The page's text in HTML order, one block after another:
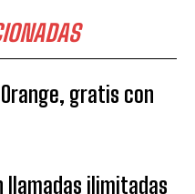
gratis con
llamadas ilimitadas